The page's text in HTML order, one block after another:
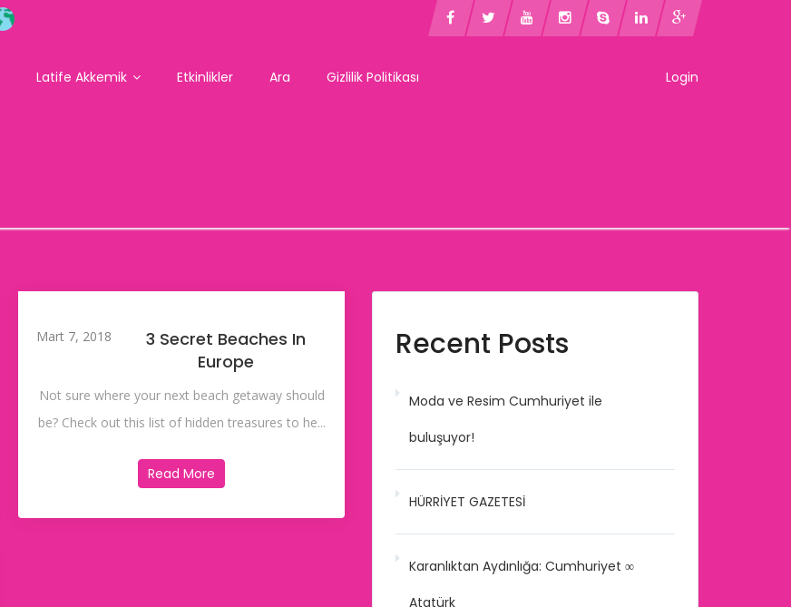
Login
Latife Akkemik Etkinlikler Ara Gizlilik Politikası
Mart 7, 2018
3 Secret Beaches In
Europe
Not sure where your next beach getaway should
be? Check out this list of hidden treasures to he...
Read More
Recent Posts
Moda ve Resim Cumhuriyet ile
buluşuyor!
HÜRRİYET GAZETESİ
Karanlıktan Aydınlığa: Cumhuriyet ∞
Atatürk